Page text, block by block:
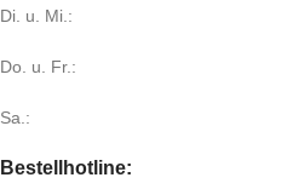
Di. u. Mi.:
Do. u. Fr.:
Sa.:
Bestellhotline: